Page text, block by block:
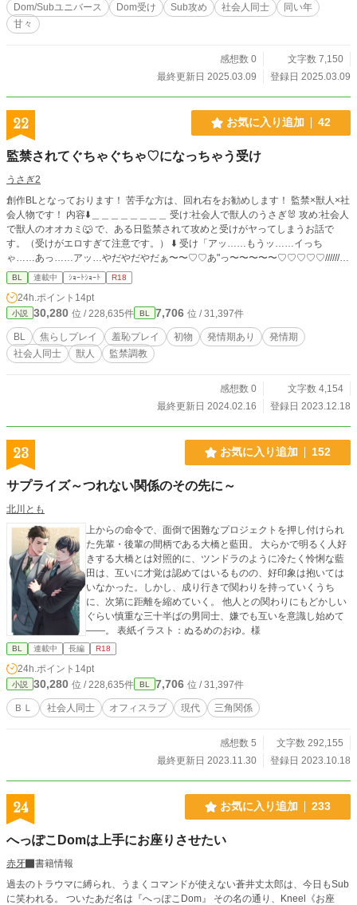
Dom/Subユニバース Dom受け Sub攻め 社会人同士
同い年
甘々
感想数 0
文字数 7,150
最終更新日 2025.03.09
登録日 2025.03.09
22 お気に入り追加 42
監禁されてぐちゃぐちゃ♡になっちゃう受け
うさぎ2
創作BLとなっております！ 苦手な方は、回れ右をお勧めします！ 監禁×獣人×社
会人物です！ 内容⬇️＿＿＿＿＿＿＿＿ 受け:社会人で獣人のうさぎ🐰 攻め:社会人
で獣人のオオカミ🐺 で、ある日監禁されて攻めと受けがヤってしまうお話で
す。（受けがエロすぎて注意です。） ⬇️ 受け「アッ……もうッ……イっち
ゃ……あっ……アッ…やだやだやだぁ〜〜♡♡あ"っ〜〜〜〜〜♡♡♡♡♡//////」
ピュルル〜〜〜ﾋﾞｸ ﾋﾞｸ 攻め「あ〜〜あ…………派手にイッちゃったな。どうで
すか？会社の同僚にイッてる所見られるのは？」 受け「〜〜〜///////見るなぁ
ッ………/////」
BL 連載中 ｼｮｰﾄｼｮｰﾄ R18
24h.ポイント 14pt
小説 30,280 位 / 228,635件 BL 7,706 位 / 31,397件
BL 焦らしプレイ 羞恥プレイ 初物 発情期あり
発情期
社会人同士
獣人 監禁調教
感想数 0
文字数 4,154
最終更新日 2024.02.16
登録日 2023.12.18
23 お気に入り追加 152
サプライズ～つれない関係のその先に～
北川とも
上からの命令で、面倒で困難なプロジェクトを押し付けられ
た先輩・後輩の間柄である大橋と藍田。 大らかで明るく人好
きする大橋とは対照的に、ツンドラのように冷たく怜悧な藍
田は、互いに才覚は認めてはいるものの、好印象は抱いては
いなかった。しかし、成り行きで関わりを持っていくうち
に、次第に距離を縮めていく。 他人との関わりにもどかしい
ぐらい慎重な三十半ばの男同士、嫌でも互いを意識し始めて
――。 表紙イラスト：ぬるめのおゆ。様
BL 連載中 長編 R18
24h.ポイント 14pt
小説 30,280 位 / 228,635件 BL 7,706 位 / 31,397件
ＢＬ 社会人同士 オフィスラブ 現代 三角関係
感想数 5
文字数 292,155
最終更新日 2023.11.30
登録日 2023.10.18
24 お気に入り追加 233
へっぽこDomは上手にお座りさせたい
赤牙
書籍情報
過去のトラウマに縛られ、うまくコマンドが使えない蒼井丈太郎は、今日もSub
に笑われる。 ついたあだ名は『へっぽこDom』 その名の通り、Kneel《お座